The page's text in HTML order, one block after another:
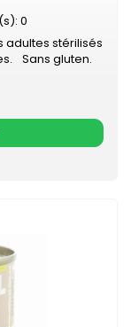
0
adultes stérilisés
Sans gluten.